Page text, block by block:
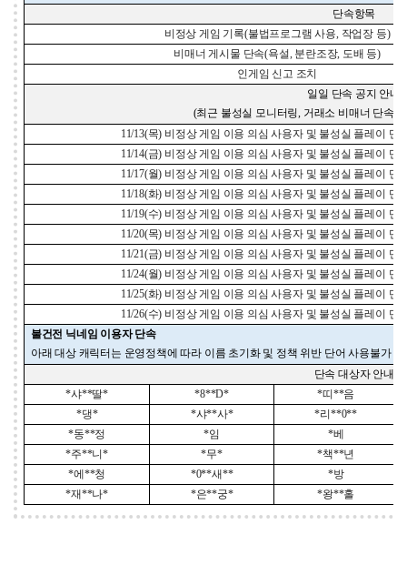
단속항목
비정상 게임 기록(불법프로그램 사용, 작업장 등)
비매너 게시물 단속(욕설, 분란조장, 도배 등)
인게임 신고 조치
일일 단속 공지 안내
(최근 불성실 모니터링, 거래소 비매너 단속
11/13(목) 비정상 게임 이용 의심 사용자 및 불성실 플레이 단
11/14(금) 비정상 게임 이용 의심 사용자 및 불성실 플레이 단
11/17(월) 비정상 게임 이용 의심 사용자 및 불성실 플레이 단
11/18(화) 비정상 게임 이용 의심 사용자 및 불성실 플레이 단
11/19(수) 비정상 게임 이용 의심 사용자 및 불성실 플레이 단
11/20(목) 비정상 게임 이용 의심 사용자 및 불성실 플레이 단
11/21(금) 비정상 게임 이용 의심 사용자 및 불성실 플레이 단
11/24(월) 비정상 게임 이용 의심 사용자 및 불성실 플레이 단
11/25(화) 비정상 게임 이용 의심 사용자 및 불성실 플레이 단
11/26(수) 비정상 게임 이용 의심 사용자 및 불성실 플레이 단
불건전 닉네임 이용자 단속
아래 대상 캐릭터는 운영정책에 따라 이름 초기화 및 정책 위반 단어 사용불가
단속 대상자 안내
*샤**딸* *8**D* *띠 **음
*댕* *샤**사* *리 **0**
*동**정 *임 *베
*주**니* *무* *책**년
*에 **청 *0**새** *방
*재**나* *은**궁* *왕**홀